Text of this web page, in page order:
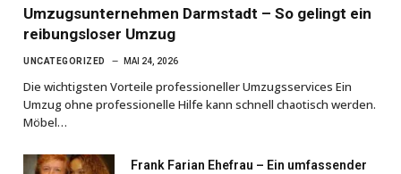
Umzugsunternehmen Darmstadt – So gelingt ein
reibungsloser Umzug
UNCATEGORIZED MAI 24, 2026
Die wichtigsten Vorteile professioneller Umzugsservices Ein
Umzug ohne professionelle Hilfe kann schnell chaotisch werden.
Möbel…
Frank Farian Ehefrau – Ein umfassender